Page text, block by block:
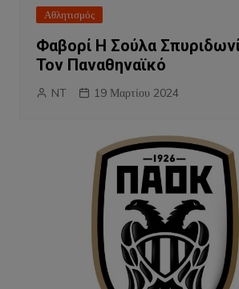
Αθλητισμός
Φαβορί Η Σούλα
Τον Παναθηναϊκό
NT 19 Μαρτίου 2024